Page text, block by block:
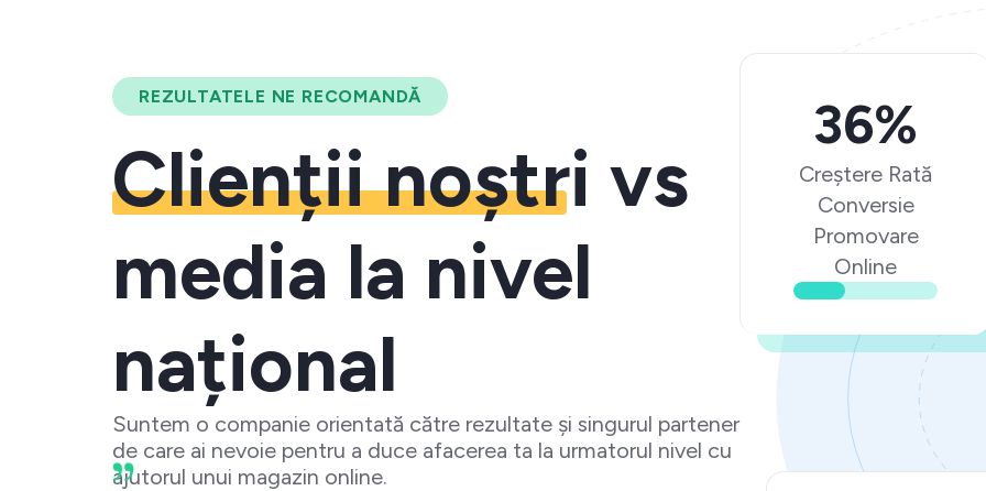
REZULTATELE NE RECOMANDĂ
Clienții noștri vs
media la nivel
național
Suntem o companie orientată către rezultate și singurul partener
de care ai nevoie pentru a duce afacerea ta la urmatorul nivel cu
ajutorul unui magazin online.
36%
Creștere Rată
Conversie
Promovare
Online